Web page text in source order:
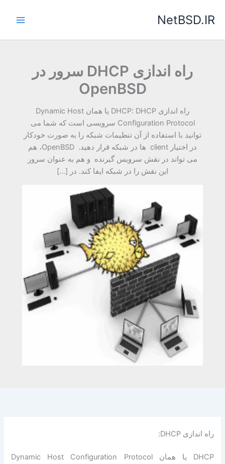
NetBSD.IR
راه اندازی DHCP سرور در
OpenBSD
راه اندازی DHCP: DHCP یا همان Dynamic Host
Configuration Protocol سرویسی است که شما می
توانید با استفاده از آن تنطیمات شبکه را به صورت خودکار
در اختیار client ها در شبکه قرار دهید. OpenBSD، هم
می تواند در نقش سرویس گیرنده و هم به عنوان سرور
این نقش را در شبکه ایفا کند. در […]
راه اندازی DHCP:
DHCP یا همان Dynamic Host Configuration Protocol